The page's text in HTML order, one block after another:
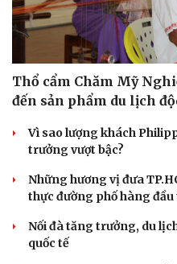
Thổ cẩm Chăm Mỹ
đến sản phẩm du lịch
Vì sao lượng khách
trưởng vượt bậc?
Những hương vị đưa
thực đường phố hàng đầu
Nối đà tăng trưởng, du
quốc tế